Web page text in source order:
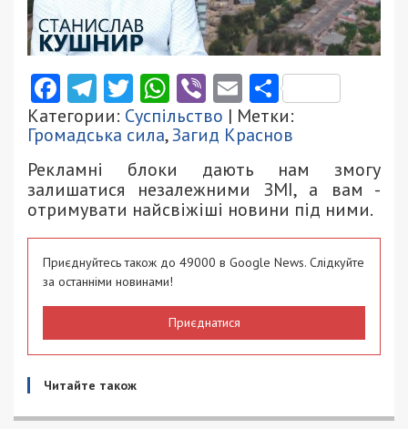
Facebook
Telegram
Twitter
WhatsApp
ViberEmail
Категории: Суспільство | Метки:
Громадська сила,Загид Краснов
Рекламні блоки дають нам змогу
залишатися незалежними ЗМІ, а вам -
отримувати найсвіжіші новини під ними.
Приєднуйтесь також до 49000 в Google News. Слідкуйте
за останніми новинами!
Приєднатися
Читайте також